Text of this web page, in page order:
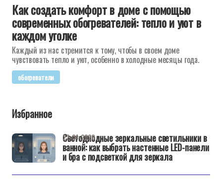
Как создать комфорт в доме с помощью
современных обогревателей: тепло и уют в
каждом уголке
Каждый из нас стремится к тому, чтобы в своем доме
чувствовать тепло и уют, особенно в холодные месяцы года.
обогреватели
Избранное
Светодиодные зеркальные светильники в
ванной: как выбрать настенные LED-панели
и бра с подсветкой для зеркала
22-04-2026